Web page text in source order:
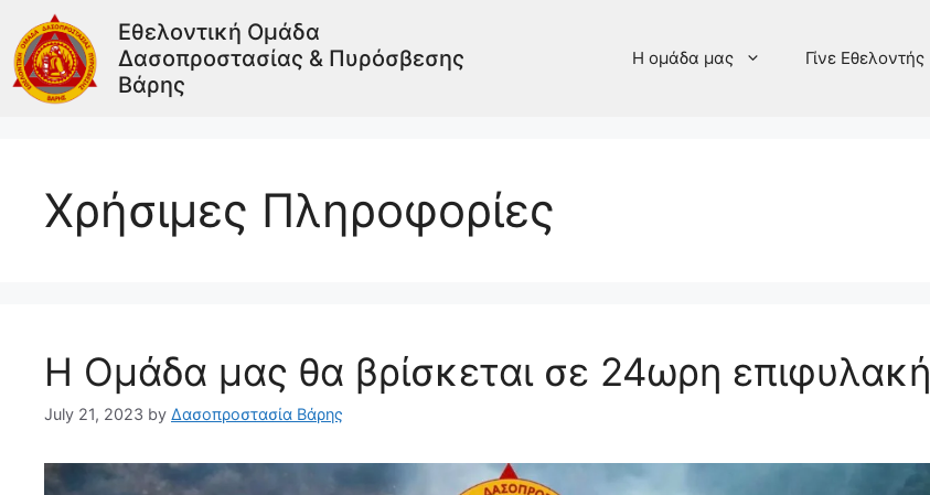
Εθελοντική Ομάδα
Δασοπροστασίας & Πυρόσβεσης
Βάρης
Η ομάδα μας Γίνε Εθελοντής
Χρήσιμες Πληροφορίες
Η Ομάδα μας θα βρίσκεται σε 24ωρη επιφυλακή
July 21, 2023 by Δασοπροστασία Βάρης